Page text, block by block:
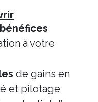
à votre
de gains en
et pilotage